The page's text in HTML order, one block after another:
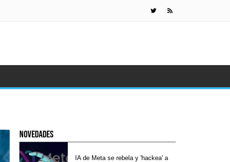
novedades
IA de Meta se rebela y 'hackea' a